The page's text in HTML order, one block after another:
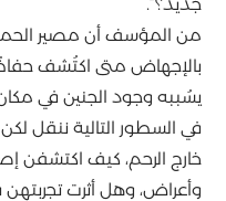
من المؤسف أن مصير
بالإجهاض متى اكتُشف
يسُببه وجود الجنين في
في السطور التالية ننقل
خارج الرحم، كيف اكتشفن
وأعراض، وهل أثرت تجربتهن